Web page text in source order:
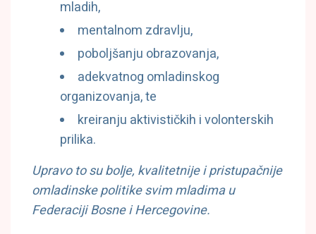
mladih,
mentalnom zdravlju,
poboljšanju obrazovanja,
adekvatnog omladinskog
organizovanja, te
kreiranju aktivističkih i volonterskih
prilika.
Upravo to su bolje, kvalitetnije i pristupačnije
omladinske politike svim mladima u
Federaciji Bosne i Hercegovine.